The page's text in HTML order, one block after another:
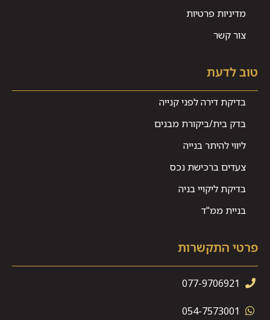
מדיניות פרטיות
צור קשר
טוב לדעת
בדיקת דירה לפני קנייה
בדק בית/ביקורת מבנים
ליווי להיתר בנייה
צעדים ברכישת נכס
בדיקת ליקויי בניה
בניית ממ"ד
פרטי התקשרות
077-9706921
054-7573001